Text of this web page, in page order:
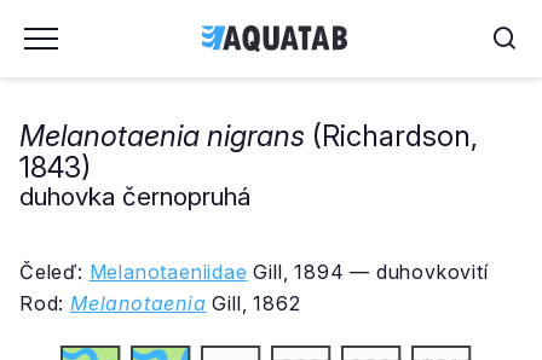
Melanotaenia nigrans (Richardson,
1843)
duhovka černopruhá
Čeleď: Melanotaeniidae Gill, 1894 — duhovkovití
Rod: Melanotaenia Gill, 1862